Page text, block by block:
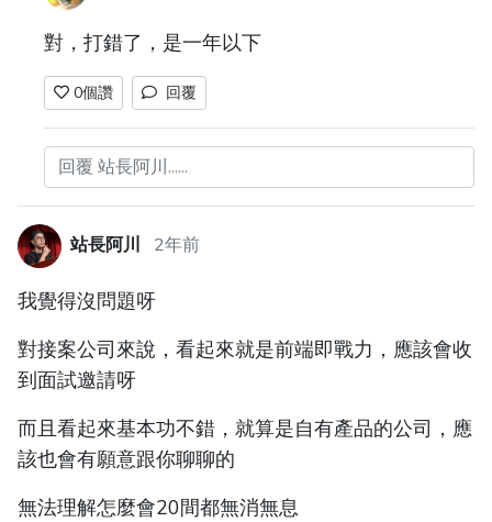
對，打錯了，是一年以下
0個讚 回覆
回覆 站長阿川......
站長阿川 2年前
我覺得沒問題呀
對接案公司來說，看起來就是前端即戰力，應該會收
到面試邀請呀
而且看起來基本功不錯，就算是自有產品的公司，應
該也會有願意跟你聊聊的
無法理解怎麼會20間都無消無息